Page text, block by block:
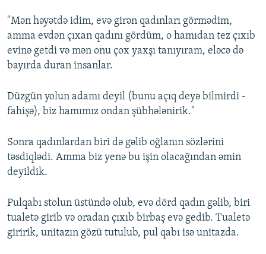
"Mən həyətdə idim, evə girən qadınları görmədim,
amma evdən çıxan qadını gördüm, o hamıdan tez çıxıb
evinə getdi və mən onu çox yaxşı tanıyıram, eləcə də
bayırda duran insanlar.
Düzgün yolun adamı deyil (bunu açıq deyə bilmirdi -
fahişə), biz hamımız ondan şübhələnirik."
Sonra qadınlardan biri də gəlib oğlanın sözlərini
təsdiqlədi. Amma biz yenə bu işin olacağından əmin
deyildik.
Pulqabı stolun üstündə olub, evə dörd qadın gəlib, biri
tualetə girib və oradan çıxıb birbaş evə gedib. Tualetə
giririk, unitazın gözü tutulub, pul qabı isə unitazda.